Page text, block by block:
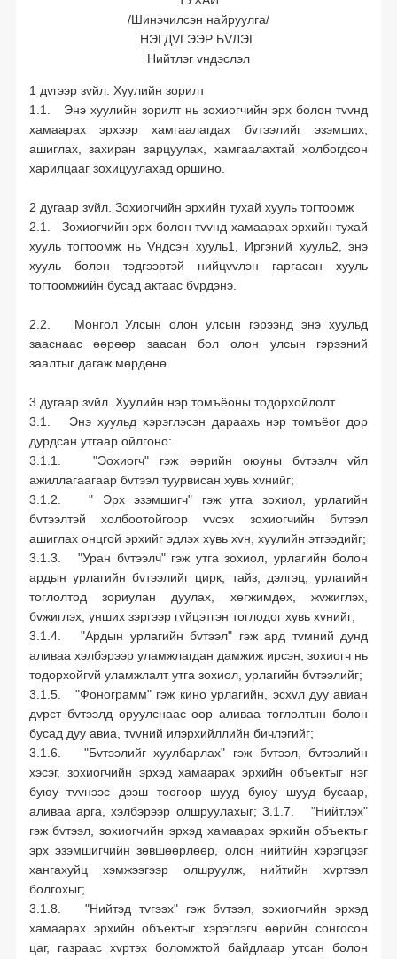
Төрөөс хэвлэл мэдээлэлд үүрэг хариуцлага болгосон нь
Садар самуун
Хэвлэл мэдээллэл олон нийтийн харилцаа
Хэвлэл мэдээлэл ба олон нийтийн ашиг сонирхол
Хэвлэл мэдээлэл, сонгууль
Зохиогчийн эрх
Бусад
Мэдээлэх, мэдээлэл авах эрхийг баталгаажуулсан дотоодын хууль
Мэдээлэх, мэдээлэл авах эрхийг баталгаажуулсан дотоодын хууль
тогтоомж (2017 он)
баталгаажуулсан зохицуулалт
/Шинэчилсэн найруулга/
НЭГДVГЭЭР БVЛЭГ
Нийтлэг vндэслэл
1 дvгээр зvйл. Хуулийн зорилт
1.1. Энэ хуулийн зорилт нь зохиогчийн эрх болон тvvнд
хамаарах эрхээр хамгаалагдах бvтээлийг эзэмших,
ашиглах, захиран зарцуулах, хамгаалахтай холбогдсон
харилцааг зохицуулахад оршино.
2 дугаар зvйл. Зохиогчийн эрхийн тухай хууль тогтоомж
2.1. Зохиогчийн эрх болон тvvнд хамаарах эрхийн тухай
хууль тогтоомж нь Vндсэн хууль1, Иргэний хууль2, энэ
хууль болон тэдгээртэй нийцvvлэн гаргасан хууль
тогтоомжийн бусад актаас бvрдэнэ.
2.2. Монгол Улсын олон улсын гэрээнд энэ хуульд
зааснаас өөрөөр заасан бол олон улсын гэрээний
заалтыг дагаж мөрдөнө.
3 дугаар зvйл. Хуулийн нэр томъёоны тодорхойлолт
3.1. Энэ хуульд хэрэглэсэн дараахь нэр томъёог дор
дурдсан утгаар ойлгоно:
3.1.1. "Эохиогч" гэж өөрийн оюуны бvтээлч vйл
ажиллагаагаар бvтээл туурвисан хувь хvнийг;
3.1.2. " Эрх эзэмшигч" гэж утга зохиол, урлагийн
бvтээлтэй холбоотойгоор vvсэх зохиогчийн бvтээл
ашиглах онцгой эрхийг эдлэх хувь хvн, хуулийн этгээдийг;
3.1.3. "Уран бvтээлч" гэж утга зохиол, урлагийн болон
ардын урлагийн бvтээлийг цирк, тайз, дэлгэц, урлагийн
тоглолтод зориулан дуулах, хөгжимдөх, жvжиглэх,
бvжиглэх, унших зэргээр гvйцэтгэн тоглодог хувь хvнийг;
3.1.4. "Ардын урлагийн бvтээл" гэж ард тvмний дунд
аливаа хэлбэрээр уламжлагдан дамжиж ирсэн, зохиогч нь
тодорхойгvй уламжлалт утга зохиол, урлагийн бvтээлийг;
3.1.5. "Фонограмм" гэж кино урлагийн, эсхvл дуу авиан
дvрст бvтээлд оруулснаас өөр аливаа тоглолтын болон
бусад дуу авиа, тvvний илэрхийллийн бичлэгийг;
3.1.6. "Бvтээлийг хуулбарлах" гэж бvтээл, бvтээлийн
хэсэг, зохиогчийн эрхэд хамаарах эрхийн объектыг нэг
буюу тvvнээс дээш тоогоор шууд буюу шууд бусаар,
аливаа арга, хэлбэрээр олшруулахыг; 3.1.7. "Нийтлэх"
гэж бvтээл, зохиогчийн эрхэд хамаарах эрхийн объектыг
эрх эзэмшигчийн зөвшөөрлөөр, олон нийтийн хэрэгцээг
хангахуйц хэмжээгээр олшруулж, нийтийн хvртээл
болгохыг;
3.1.8. "Нийтэд тvгээх" гэж бvтээл, зохиогчийн эрхэд
хамаарах эрхийн объектыг хэрэглэгч өөрийн сонгосон
цаг, газраас хvртэх боломжтой байдлаар утсан болон